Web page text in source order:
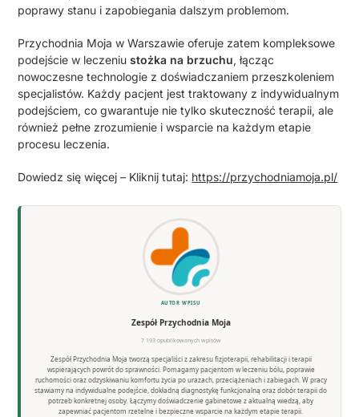
poprawy stanu i zapobiegania dalszym problemom.
Przychodnia Moja w Warszawie oferuje zatem kompleksowe
podejście w leczeniustożka na brzuchu, łącząc
nowoczesne technologie z doświadczaniem przeszkoleniem
specjalistów. Każdy pacjent jest traktowany z indywidualnym
podejściem, co gwarantuje nie tylko skuteczność terapii, ale
również pełne zrozumienie i wsparcie na każdym etapie
procesu leczenia.
Dowiedz się więcej – Kliknij tutaj: https://przychodniamoja.pl/
AUTOR WPISU
Zespół Przychodnia Moja
7 193 opublikowanych wpisów
Zespół Przychodnia Moja tworzą specjaliści z zakresu fizjoterapii, rehabilitacji i terapii
wspierających powrót do sprawności. Pomagamy pacjentom w leczeniu bólu, poprawie
ruchomości oraz odzyskiwaniu komfortu życia po urazach, przeciążeniach i zabiegach. W pracy
stawiamy na indywidualne podejście, dokładną diagnostykę funkcjonalną oraz dobór terapii do
potrzeb konkretnej osoby. Łączymy doświadczenie gabinetowe z aktualną wiedzą, aby
zapewniać pacjentom rzetelne i bezpieczne wsparcie na każdym etapie terapii.